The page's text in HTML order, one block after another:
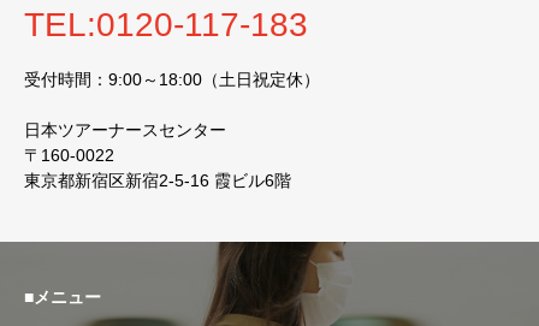
TEL:0120-117-183
受付時間：9:00～18:00（土日祝定休）
日本ツアーナースセンター
〒160-0022
東京都新宿区新宿2-5-16 霞ビル6階
■メニュー